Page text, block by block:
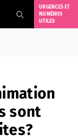
URGENCES ET
NUMÉROS
UTILES
sont